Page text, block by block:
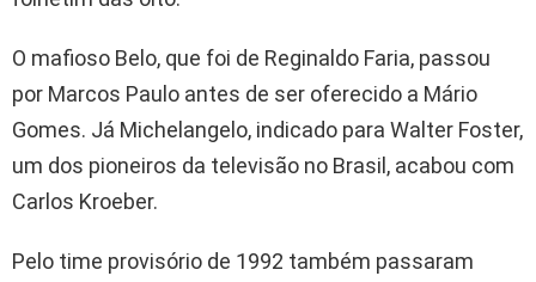
O mafioso Belo, que foi de Reginaldo Faria, passou
por Marcos Paulo antes de ser oferecido a Mário
Gomes. Já Michelangelo, indicado para Walter Foster,
um dos pioneiros da televisão no Brasil, acabou com
Carlos Kroeber.
Pelo time provisório de 1992 também passaram